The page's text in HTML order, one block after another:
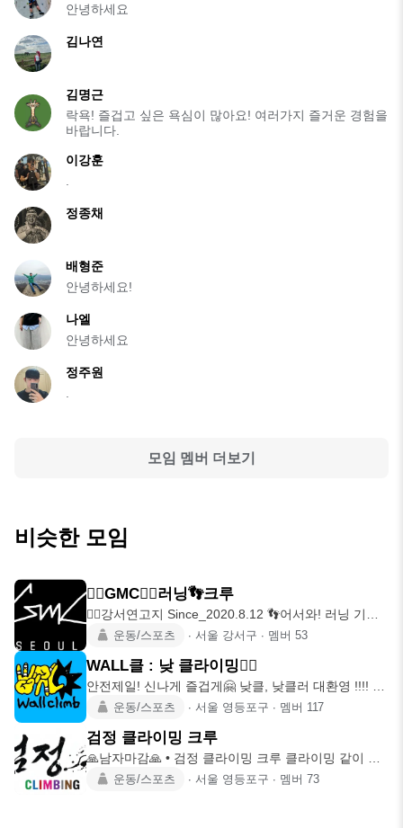
안녕하세요
김나연
김명근
락욕! 즐겁고 싶은 욕심이 많아요! 여러가지 즐거운 경험을
바랍니다.
이강훈
.
정종채
배형준
안녕하세요!
나엘
안녕하세요
정주원
.
모임 멤버 더보기
비슷한 모임
🚴‍♀️GMC🤸‍♂️러닝👣크루
🏃‍♂️강서연고지 Since_2020.8.12 👣어서와! 러닝 기반
운동/스포츠 ∙ 서울 강서구 ∙ 멤버 53
WALL클 : 낮 클라이밍🧗‍♀️
안전제일! 신나게 즐겁게🤗 낮클, 낮클러 대환영 !!!! 평
일 낮에 모
운동/스포츠 ∙ 서울 영등포구 ∙ 멤버 117
검정 클라이밍 크루
🙏남자마감🙏 • 검정 클라이밍 크루 클라이밍 같이 편
하게 하실 분들
운동/스포츠 ∙ 서울 영등포구 ∙ 멤버 73